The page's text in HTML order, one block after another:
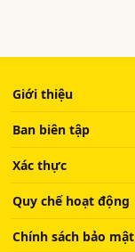
Giới thiệu
Ban biên tập
Xác thực
Quy chế hoạt động
Chính sách bảo mật